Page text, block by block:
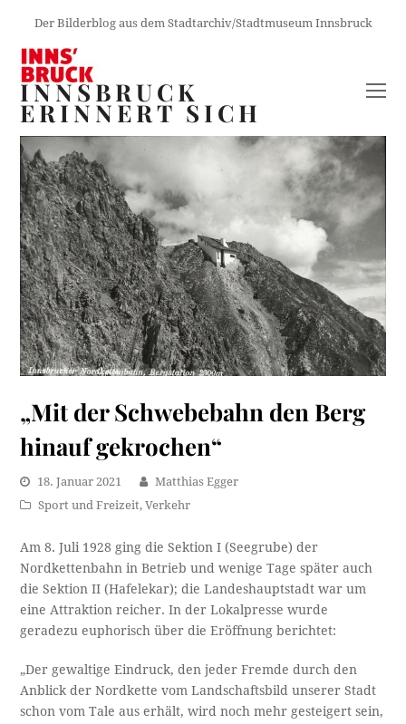
Der Bilderblog aus dem Stadtarchiv/Stadtmuseum Innsbruck
INNSBRUCK
ERINNERT SICH
„Mit der Schwebebahn den Berg
hinauf gekrochen“
18. Januar 2021
Matthias Egger
Sport und Freizeit,Verkehr
Am 8. Juli 1928 ging die Sektion I (Seegrube) der
Nordkettenbahn in Betrieb und wenige Tage später auch
die Sektion II (Hafelekar); die Landeshauptstadt war um
eine Attraktion reicher. In der Lokalpresse wurde
geradezu euphorisch über die Eröffnung berichtet:
„Der gewaltige Eindruck, den jeder Fremde durch den
Anblick der Nordkette vom Landschaftsbild unserer Stadt
schon vom Tale aus erhält, wird noch mehr gesteigert sein,